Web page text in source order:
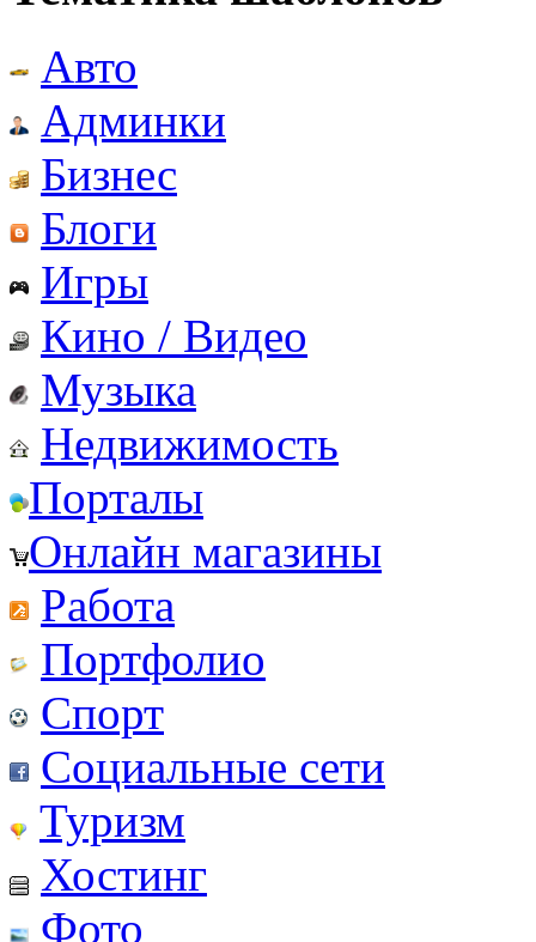
Авто
Админки
Бизнес
Блоги
Игры
Кино / Видео
Музыка
Недвижимость
Порталы
Онлайн магазины
Работа
Портфолио
Спорт
Социальные сети
Туризм
Хостинг
Фото